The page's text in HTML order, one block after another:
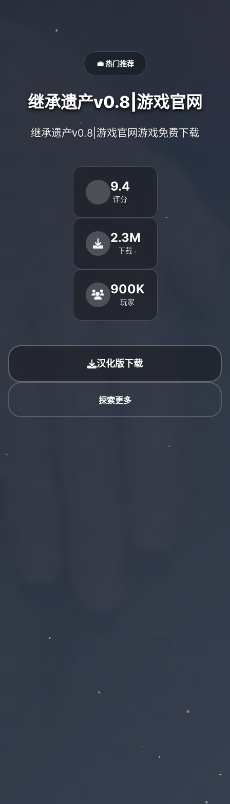
💼 热门推荐
继承遗产v0.8|游戏官网
继承遗产v0.8|游戏官网游戏免费下载
9.4
评分
2.3M
下载
900K
玩家
汉化版下载
探索更多